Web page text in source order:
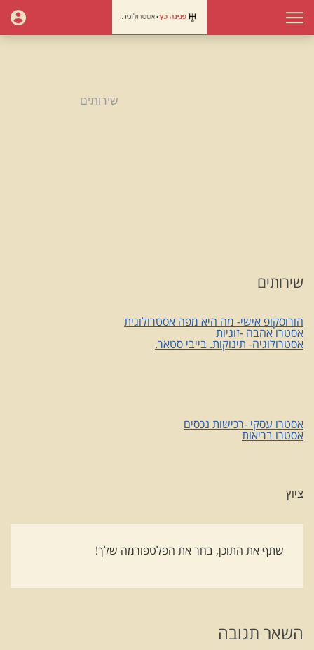
שירותים
שירותים
הורוסקופ אישי- מה היא מפה אסטרולוגית
אסטרו אהבה -זוגיות
אסטרולוגיה- תינוקות. בייבי סטאר.
אסטרו עסקי -רכישות נכסים
אסטרו בריאות
ציוץ
שתף את התוכן, בחר את הפלטפורמה שלך!
השאר תגובה